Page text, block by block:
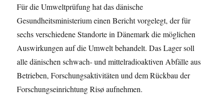
Für die Umweltprüfung hat das dänische
Gesundheitsministerium einen Bericht vorgelegt, der für
sechs verschiedene Standorte in Dänemark die möglichen
Auswirkungen auf die Umwelt behandelt. Das Lager soll
alle dänischen schwach- und mittelradioaktiven Abfälle aus
Betrieben, Forschungsaktivitäten und dem Rückbau der
Forschungseinrichtung Risø aufnehmen.